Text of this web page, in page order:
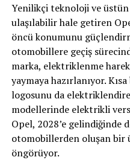
Yenilikçi teknoloji ve
ulaşılabilir hale getiren
öncü konumunu
otomobillere geçiş
marka, elektriklenme
yaymaya hazırlanıyor.
logosunu da
modellerinde elektrikli
Opel, 2028’e gelindiğinde
otomobillerden oluşan bir
öngörüyor.